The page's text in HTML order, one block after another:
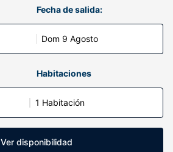
Fecha de salida:
Dom 9 Agosto
Habitaciones
1 Habitación
Ver disponibilidad